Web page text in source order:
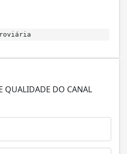
QUALIDADE DO CANAL